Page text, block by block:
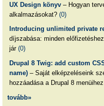
UX Design könyv– Hogyan
alkalmazásokat? (0)
Introducing unlimited private
díjszabása: minden
jár (0)
Drupal 8 Twig: add custom
name)– Saját elképzeléseink
hozzáadása a Drupal 8 menüihez
tovább»